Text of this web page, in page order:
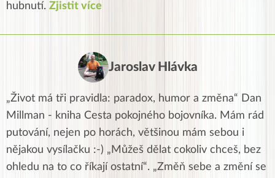
hubnutí. Zjistit více
Jaroslav Hlávka
„Život má tři pravidla: paradox, humor a změna“ Dan
Millman - kniha Cesta pokojného bojovníka. Mám rád
putování, nejen po horách, většinou mám sebou i
nějakou vysílačku :-) „Můžeš dělat cokoliv chceš, bez
ohledu na to co říkají ostatní“. „Změň sebe a změní se